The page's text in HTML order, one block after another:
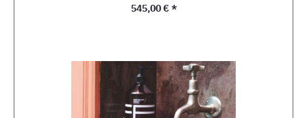
Regulärer Preis:
545,00 € *